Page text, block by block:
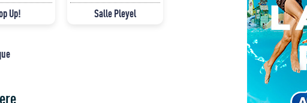
Up!
Salle Pleyel